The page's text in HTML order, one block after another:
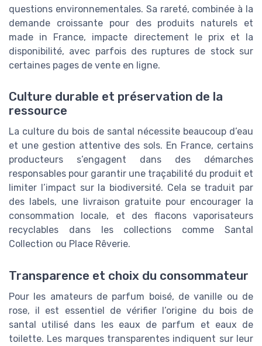
questions environnementales. Sa rareté, combinée à la
demande croissante pour des produits naturels et
made in France, impacte directement le prix et la
disponibilité, avec parfois des ruptures de stock sur
certaines pages de vente en ligne.
Culture durable et préservation de la
ressource
La culture du bois de santal nécessite beaucoup d’eau
et une gestion attentive des sols. En France, certains
producteurs s’engagent dans des démarches
responsables pour garantir une traçabilité du produit et
limiter l’impact sur la biodiversité. Cela se traduit par
des labels, une livraison gratuite pour encourager la
consommation locale, et des flacons vaporisateurs
recyclables dans les collections comme Santal
Collection ou Place Rêverie.
Transparence et choix du consommateur
Pour les amateurs de parfum boisé, de vanille ou de
rose, il est essentiel de vérifier l’origine du bois de
santal utilisé dans les eaux de parfum et eaux de
toilette. Les marques transparentes indiquent sur leur